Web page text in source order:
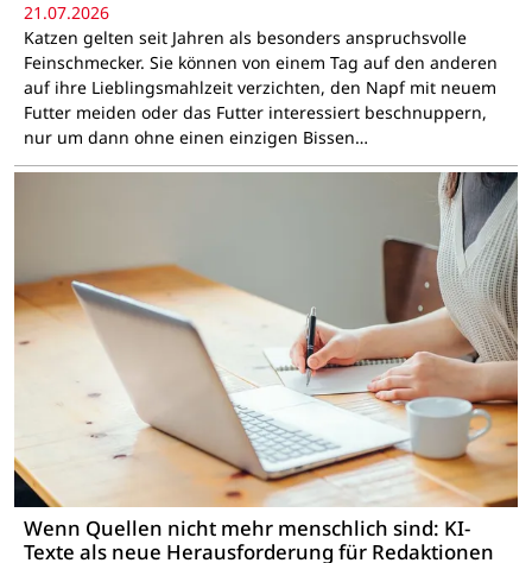
21.07.2026
Katzen gelten seit Jahren als besonders anspruchsvolle
Feinschmecker. Sie können von einem Tag auf den anderen
auf ihre Lieblingsmahlzeit verzichten, den Napf mit neuem
Futter meiden oder das Futter interessiert beschnuppern,
nur um dann ohne einen einzigen Bissen…
Wenn Quellen nicht mehr menschlich sind: KI-
Texte als neue Herausforderung für Redaktionen